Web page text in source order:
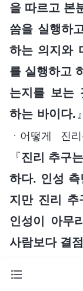
을 따르고 본
씀을 실행하
하는 의지와
를 실행하고
는지를 보는
하는 바이다. 』
ㆍ어떻게 진
『진리 추구
하다. 인성
지만 진리
인성이 아무
사람보다 결
추구를 대체